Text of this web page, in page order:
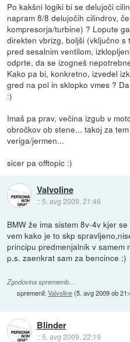
Po kakšni logiki bi se delujoči
napram 8/8 delujočih cilindrov,
kompresorja/turbine) ? Lopute
direkten vbrizg, boljši (vključno
pred sesalnim ventilom,
odprte, da se izogneš
Kako pa bi, konkretno, izvedel
gred na pol in sklopko vmes ?
:)
Imaš pa prav, večina izgub v
obročkov ob stene... takoj za
veriga/jermen...
sicer pa offtopic :)
Valvoline
:: 5. avg 2009, 21:46
BMW že ima sistem 8v-4v kjer
vem kako je to skp
principu predmenjalnik v samem
p.s. zaenkrat sam za bencince :)
Zgodovina sprememb…
spremenil:Valvoline(5. avg 2009 ob
Blinder
::5. avg 2009, 22:19